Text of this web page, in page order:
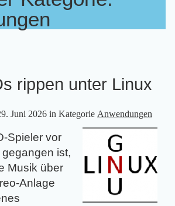
rippen unter Linux
Juni 2026 in Kategorie Anwendungen
Spieler vor
ist,
Musik über
Anlage